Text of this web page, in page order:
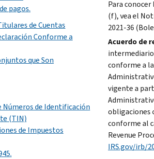
pagos.
de Cuentas
Conforme a
que Son
Números de Identificación
(TIN)
de Impuestos
Para
(f), vea el
2021-36
Acuerdo de
conforme a
vigente a
obligaciones
conforme al
Revenue
IRS.gov/irb/